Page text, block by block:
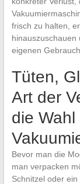
frisch zu halten,
hinauszuschauen
eigenen
Tüten,
Art der
die Wahl
Bevor man die
man verpacken
Schnitzel oder